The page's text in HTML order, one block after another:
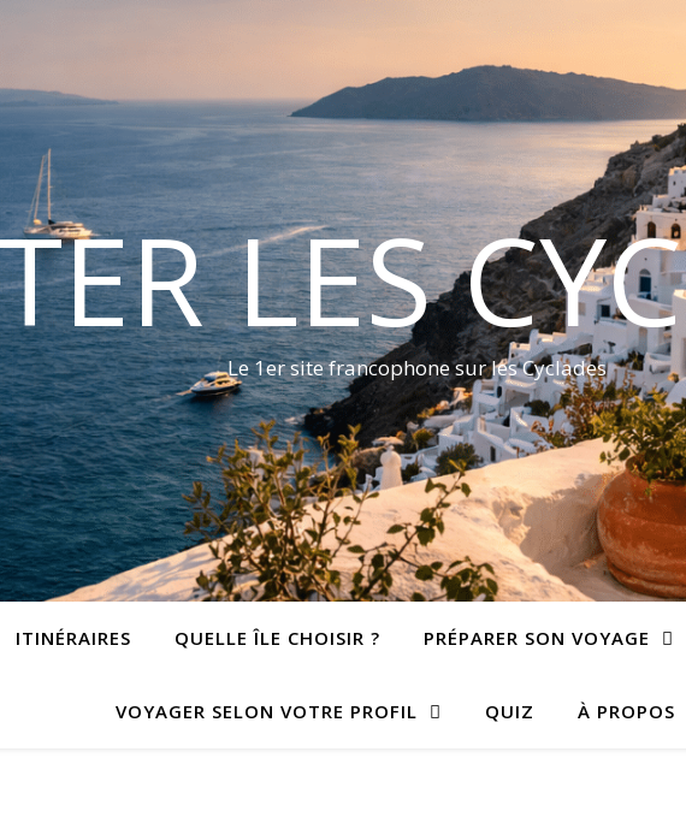
LES
Le 1er site francophone sur les Cyclades
ITINÉRAIRES QUELLE ÎLE CHOISIR ? PRÉPARER SON VOYAGE
VOYAGER SELON VOTRE PROFIL QUIZ À PROPOS